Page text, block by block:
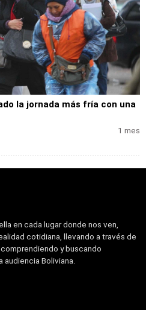
la jornada más fría con una
1 mes
en cada lugar donde nos ven,
cotidiana, llevando a través de
y buscando
Boliviana.